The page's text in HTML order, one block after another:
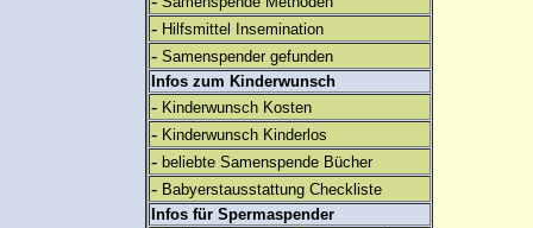
- Hilfsmittel Insemination
- Samenspender gefunden
Infos zum Kinderwunsch
- Kinderwunsch Kosten
- Kinderwunsch Kinderlos
- beliebte Samenspende Bücher
- Babyerstausstattung Checkliste
Infos für Spermaspender